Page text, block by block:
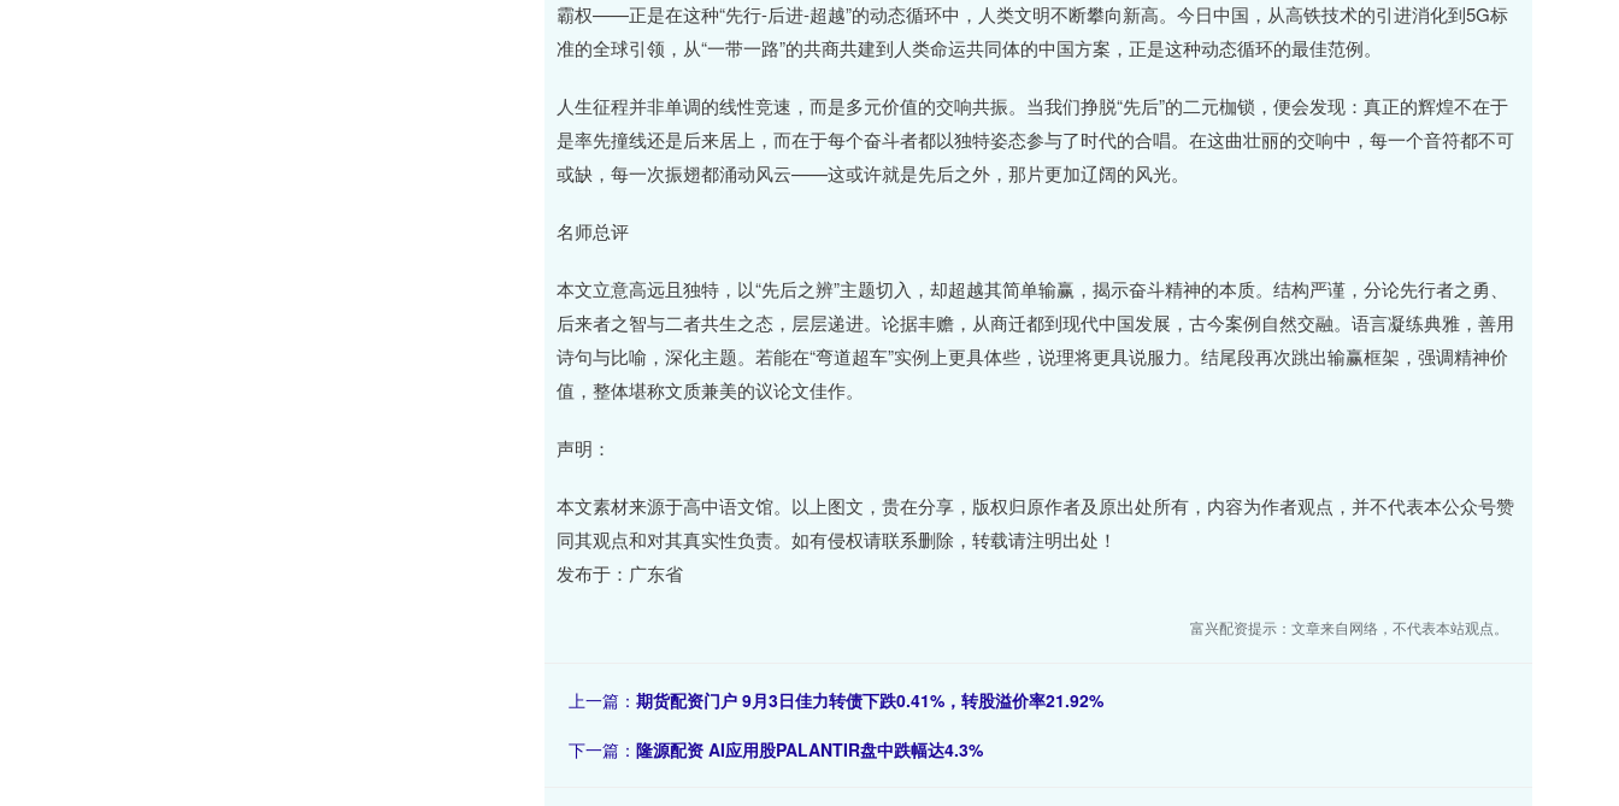
霸权——正是在这种“先行-后进-超越”的动态循环中，人类文明不断攀向新高。今日中国，从高铁技术的引进消化到5G标
准的全球引领，从“一带一路”的共商共建到人类命运共同体的中国方案，正是这种动态循环的最佳范例。
人生征程并非单调的线性竞速，而是多元价值的交响共振。当我们挣脱“先后”的二元枷锁，便会发现：真正的辉煌不在于
是率先撞线还是后来居上，而在于每个奋斗者都以独特姿态参与了时代的合唱。在这曲壮丽的交响中，每一个音符都不可
或缺，每一次振翅都涌动风云——这或许就是先后之外，那片更加辽阔的风光。
名师总评
本文立意高远且独特，以“先后之辨”主题切入，却超越其简单输赢，揭示奋斗精神的本质。结构严谨，分论先行者之勇、
后来者之智与二者共生之态，层层递进。论据丰赡，从商迁都到现代中国发展，古今案例自然交融。语言凝练典雅，善用
诗句与比喻，深化主题。若能在“弯道超车”实例上更具体些，说理将更具说服力。结尾段再次跳出输赢框架，强调精神价
值，整体堪称文质兼美的议论文佳作。
声明：
本文素材来源于高中语文馆。以上图文，贵在分享，版权归原作者及原出处所有，内容为作者观点，并不代表本公众号赞
同其观点和对其真实性负责。如有侵权请联系删除，转载请注明出处！
发布于：广东省
富兴配资提示：文章来自网络，不代表本站观点。
上一篇： 期货配资门户 9月3日佳力转债下跌0.41%，转股溢价率21.92%
下一篇： 隆源配资 AI应用股PALANTIR盘中跌幅达4.3%